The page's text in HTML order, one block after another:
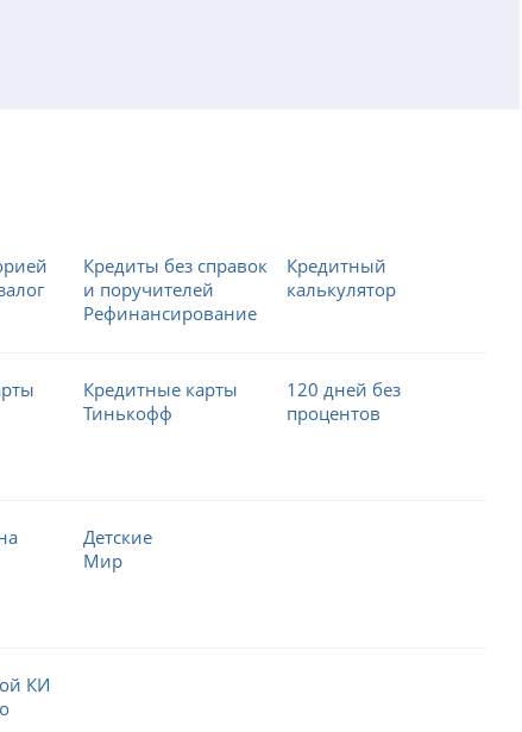
Кредиты без справок
и поручителей
Рефинансирование
Кредитный
калькулятор
Кредитные карты
Тинькофф
120 дней без
процентов
Детские
Мир
КИ